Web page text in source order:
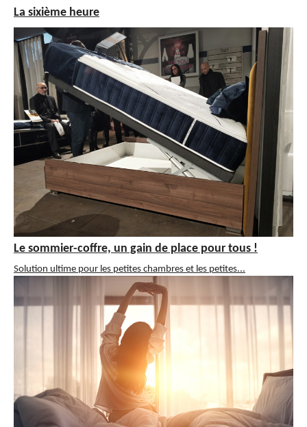
La sixième heure
Le sommier-coffre, un gain de place pour tous !
Solution ultime pour les petites chambres et les petites...